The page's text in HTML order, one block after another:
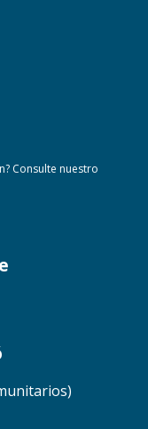
Consulte nuestro